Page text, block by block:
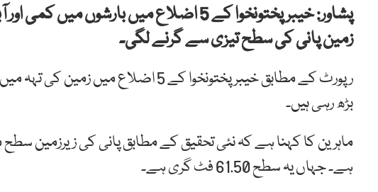
پشاور: خیبر پختونخوا کے 5 اضلاع میں
زمین پانی کی سطح تیزی سے گرنے لگی۔
رپورٹ کے مطابق خیبر پختونخوا کے 5
بڑھ رہی ہیں۔
ہے۔ جہاں یہ سطح 61.50 فٹ گری ہے۔